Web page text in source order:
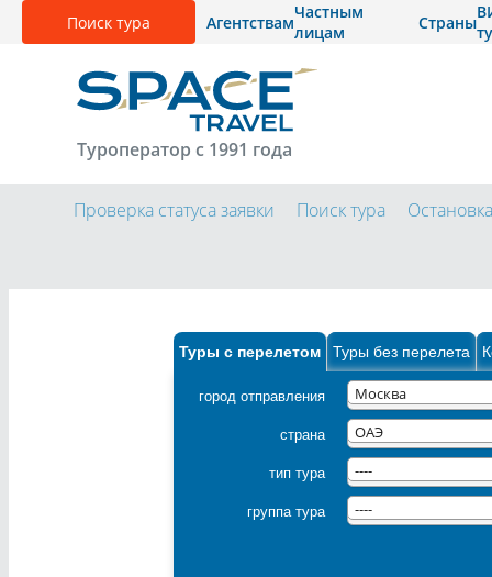
Поиск тура АгентствамЧастным
лицам
Страны
Туроператор с 1991 года
Проверка статуса заявки Поиск тура
Туры с перелетом Туры без перелета
город отправления Москва
страна ОАЭ
тип тура ----
группа тура ----